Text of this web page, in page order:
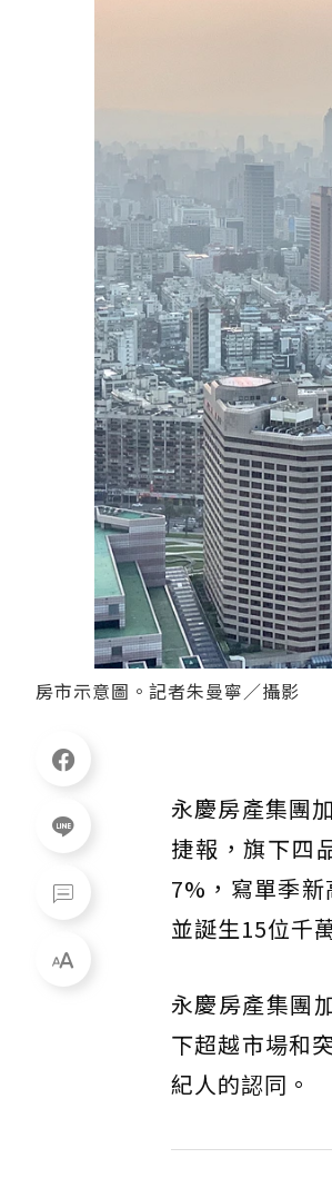
房市示意圖。記者朱曼寧／攝影
永慶房產集團
捷報，旗下四
7%，寫單季
並誕生15位千
永慶房產集團
下超越市場和
紀人的認同。